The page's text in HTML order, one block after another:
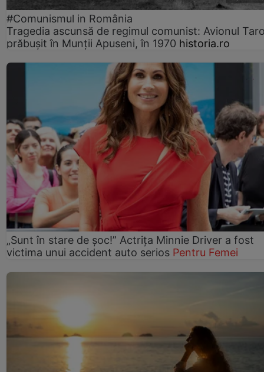
#Comunismul in România
Tragedia ascunsă de regimul comunist: Avionul
prăbușit în Munții Apuseni, în 1970 historia.ro
„Sunt în stare de șoc!” Actrița Minnie Driver a fost
victima unui accident auto serios Pentru Femei